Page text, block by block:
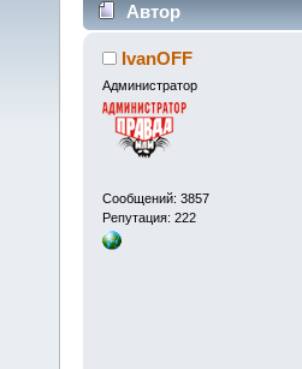
Автор
IvanOFF
Администратор
Сообщений: 3857
Репутация: 222